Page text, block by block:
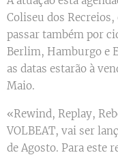
Coliseu dos
passar também por
Berlim, Hamburgo e
as datas estarão à
Maio.
«Rewind, Replay,
VOLBEAT, vai ser
de Agosto. Para este